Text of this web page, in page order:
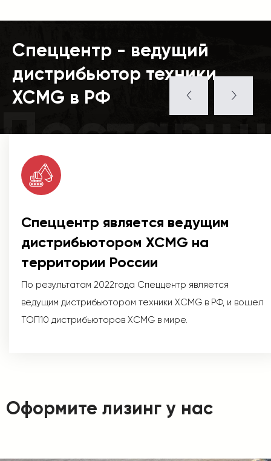
Спеццентр - ведущий
дистрибьютор техники
XCMG в РФ
Спеццентр является ведущим
дистрибьютором XCMG на
территории России
По результатам 2022года Спеццентр является
ведущим дистрибьютором техники XCMG в РФ, и вошел
ТОП10 дистрибьюторов XCMG в мире.
Оформите лизинг у нас